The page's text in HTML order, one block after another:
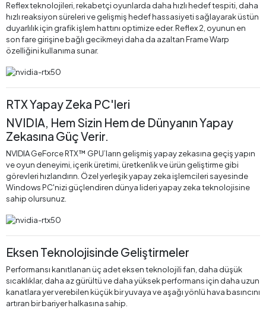
Reflex teknolojileri, rekabetçi oyunlarda daha hızlı hedef tespiti, daha
hızlı reaksiyon süreleri ve gelişmiş hedef hassasiyeti sağlayarak üstün
duyarlılık için grafik işlem hattını optimize eder. Reflex 2, oyunun en
son fare girişine bağlı gecikmeyi daha da azaltan Frame Warp
özelliğini kullanıma sunar.
RTX Yapay Zeka PC'leri
NVIDIA, Hem Sizin Hem de Dünyanın Yapay
Zekasına Güç Verir.
NVIDIA GeForce RTX™ GPU’ların gelişmiş yapay zekasına geçiş yapın
ve oyun deneyimi, içerik üretimi, üretkenlik ve ürün geliştirme gibi
görevleri hızlandırın. Özel yerleşik yapay zeka işlemcileri sayesinde
Windows PC'nizi güçlendiren dünya lideri yapay zeka teknolojisine
sahip olursunuz.
Eksen Teknolojisinde Geliştirmeler
Performansı kanıtlanan üç adet eksen teknolojili fan, daha düşük
sıcaklıklar, daha az gürültü ve daha yüksek performans için daha uzun
kanatlara yer verebilen küçük bir yuvaya ve aşağı yönlü hava basıncını
artıran bir bariyer halkasına sahip.